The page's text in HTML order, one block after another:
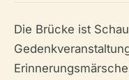
Die Brücke ist